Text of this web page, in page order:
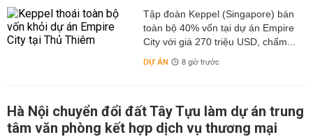
Tập đoàn Keppel (Singapore) bán
toàn bộ 40% vốn tại dự án Empire
City với giá 270 triệu USD, chấm...
DỰ ÁN 8 giờ trước
Hà Nội chuyển đổi đất Tây Tựu làm dự án trung
tâm văn phòng kết hợp dịch vụ thương mại